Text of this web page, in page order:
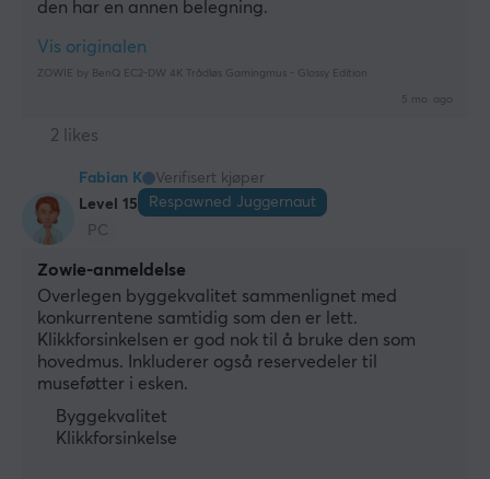
den har en annen belegning.
Vis originalen
ZOWIE by BenQ EC2-DW 4K Trådløs Gamingmus - Glossy Edition
5 mo. ago
2 likes
Fabian K
Verifisert kjøper
Level 15
Respawned Juggernaut
PC
Zowie-anmeldelse
Overlegen byggekvalitet sammenlignet med
konkurrentene samtidig som den er lett.
Klikkforsinkelsen er god nok til å bruke den som
hovedmus. Inkluderer også reservedeler til
museføtter i esken.
Byggekvalitet
Klikkforsinkelse